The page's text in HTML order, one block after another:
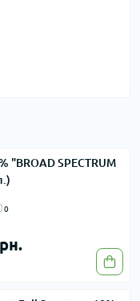
"BROAD SPECTRUM
0